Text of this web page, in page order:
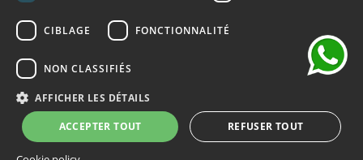
©2026 Outlet Bicocca - P.IVA 06736400968 - Piazza della
Trivulziana, 6 - 20126 Milano - Italia
Powered byKForge
CIBLAGE FONCTIONNALITÉ
NON CLASSIFIÉS
AFFICHER LES DÉTAILS
ACCEPTER TOUT REFUSER TOUT